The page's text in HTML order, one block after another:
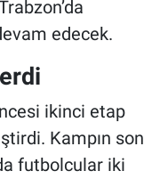
edecek.
ikinci etap
Kampın son
futbolcular iki